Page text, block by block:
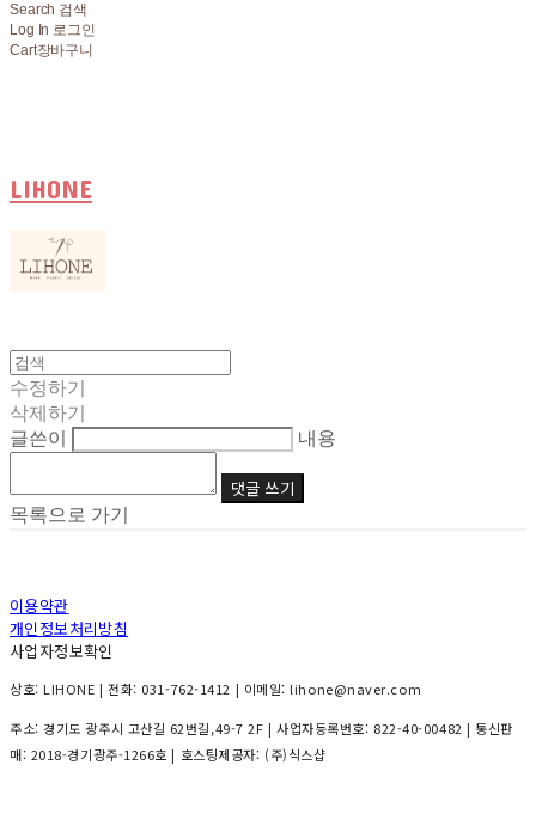
Search 검색
Log In 로그인
Cart장바구니
LIHONE
수정하기
삭제하기
글쓴이
내용
댓글 쓰기
목록으로 가기
이용약관
개인정보처리방침
사업자정보확인
상호: LIHONE | 전화: 031-762-1412 | 이메일: lihone@naver.com
주소: 경기도 광주시 고산길 62번길,49-7 2F | 사업자등록번호: 822-40-00482 | 통신판
매: 2018-경기광주-1266호 | 호스팅제공자: (주)식스샵